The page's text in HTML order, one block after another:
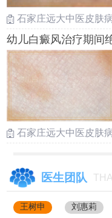
石家庄远大中医皮肤
幼儿白癜风治疗期间
石家庄远大中医皮肤
医生团队
王树申 刘惠莉